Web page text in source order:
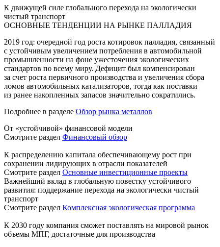
К движущей силе глобального перехода на экологически
чистый транспорт
ОСНОВНЫЕ ТЕНДЕНЦИИ НА РЫНКЕ ПАЛЛАДИЯ
2019 год: очередной год роста котировок палладия, связанный
с устойчивым увеличением потребления в автомобильной
промышленности на фоне ужесточения экологических
стандартов по всему миру. Дефицит был компенсирован
за счет роста первичного производства и увеличения сбора
ломов автомобильных катализаторов, тогда как поставки
из ранее накопленных запасов значительно сократились.
Подробнее в разделе Обзор рынка металлов
От «устойчивой» финансовой модели
Смотрите раздел Финансовый обзор
К распределению капитала обеспечивающему рост при
сохранении лидирующих в отрасли показателей
Смотрите раздел Основные инвестиционные проекты
Важнейший вклад в глобальную повестку устойчивого
развития: поддержание перехода на экологически чистый
транспорт
Смотрите раздел Комплексная экологическая программа
К 2030 году компания сможет поставлять на мировой рынок
объемы МПГ, достаточные для производства